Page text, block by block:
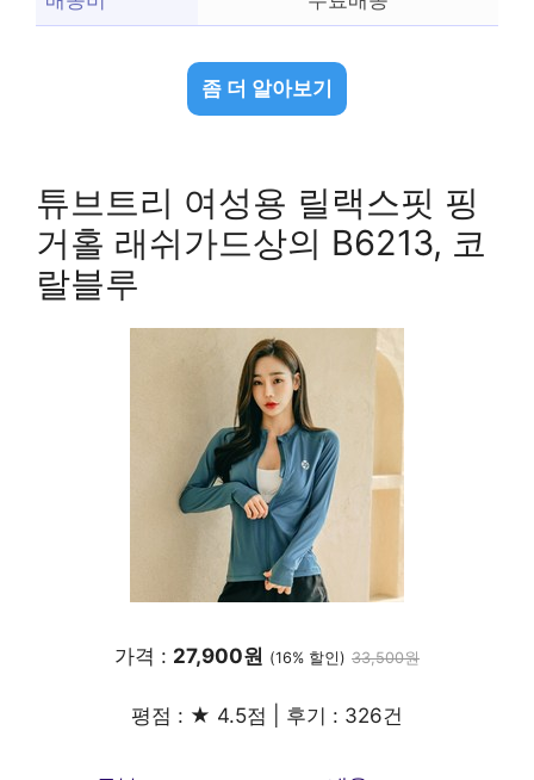
좀 더 알아보기
튜브트리 여성용 릴랙스핏 핑
거홀 래쉬가드상의 B6213, 코
랄블루
가격 : 27,900원 (16% 할인) 33,500원
평점 : ★ 4.5점 | 후기 : 326건